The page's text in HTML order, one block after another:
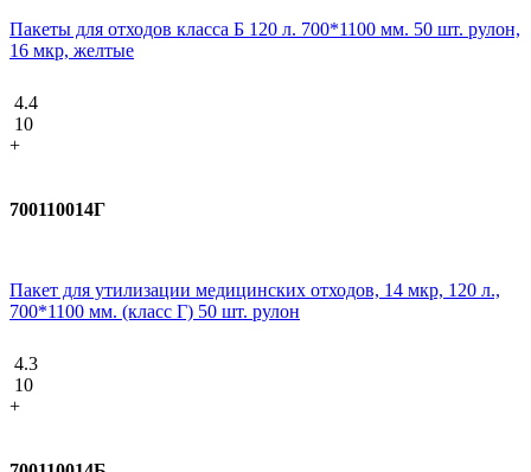
Пакеты для отходов класса Б 120 л. 700*1100 мм. 50 шт. рулон,
16 мкр, желтые
4.4
10
+
700110014Г
Пакет для утилизации медицинских отходов, 14 мкр, 120 л.,
700*1100 мм. (класс Г) 50 шт. рулон
4.3
10
+